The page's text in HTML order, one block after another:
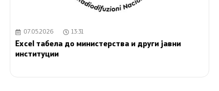
07.05.2026 13:31
Excel табела до министерства и други јавни
институции